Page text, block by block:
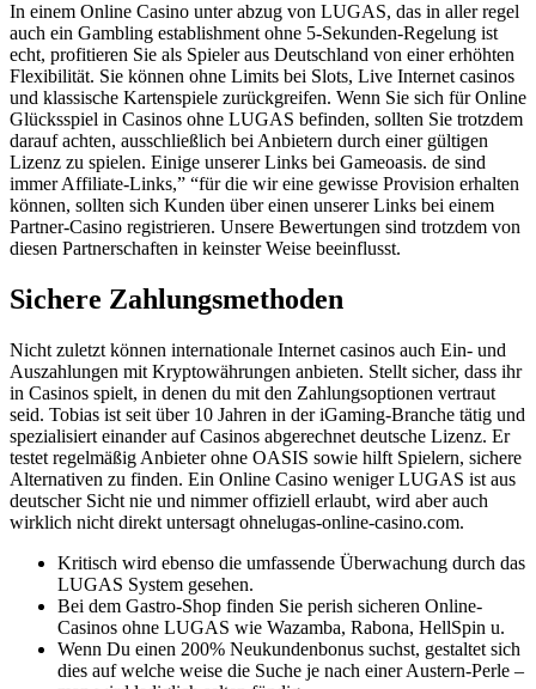
In einem Online Casino unter abzug von LUGAS, das in aller regel
auch ein Gambling establishment ohne 5-Sekunden-Regelung ist
echt, profitieren Sie als Spieler aus Deutschland von einer erhöhten
Flexibilität. Sie können ohne Limits bei Slots, Live Internet casinos
und klassische Kartenspiele zurückgreifen. Wenn Sie sich für Online
Glücksspiel in Casinos ohne LUGAS befinden, sollten Sie trotzdem
darauf achten, ausschließlich bei Anbietern durch einer gültigen
Lizenz zu spielen. Einige unserer Links bei Gameoasis. de sind
immer Affiliate-Links,” “für die wir eine gewisse Provision erhalten
können, sollten sich Kunden über einen unserer Links bei einem
Partner-Casino registrieren. Unsere Bewertungen sind trotzdem von
diesen Partnerschaften in keinster Weise beeinflusst.
Sichere Zahlungsmethoden
Nicht zuletzt können internationale Internet casinos auch Ein- und
Auszahlungen mit Kryptowährungen anbieten. Stellt sicher, dass ihr
in Casinos spielt, in denen du mit den Zahlungsoptionen vertraut
seid. Tobias ist seit über 10 Jahren in der iGaming-Branche tätig und
spezialisiert einander auf Casinos abgerechnet deutsche Lizenz. Er
testet regelmäßig Anbieter ohne OASIS sowie hilft Spielern, sichere
Alternativen zu finden. Ein Online Casino weniger LUGAS ist aus
deutscher Sicht nie und nimmer offiziell erlaubt, wird aber auch
wirklich nicht direkt untersagt ohnelugas-online-casino.com.
Kritisch wird ebenso die umfassende Überwachung durch das
LUGAS System gesehen.
Bei dem Gastro-Shop finden Sie perish sicheren Online-
Casinos ohne LUGAS wie Wazamba, Rabona, HellSpin u.
Wenn Du einen 200% Neukundenbonus suchst, gestaltet sich
dies auf welche weise die Suche je nach einer Austern-Perle –